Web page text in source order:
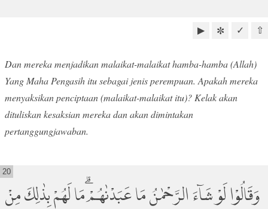
⇧
✓
✼
▶
Dan mereka menjadikan malaikat-malaikat hamba-hamba (Allah)
Yang Maha Pengasih itu sebagai jenis perempuan. Apakah mereka
menyaksikan penciptaan (malaikat-malaikat itu)? Kelak akan
dituliskan kesaksian mereka dan akan dimintakan
pertanggungjawaban.
وَقَالُوْا لَوْ شَاۤءَ الرَّحْمٰنُ مَا عَبَدْنٰهُمْ ۗمَا لَهُمْ بِذٰلِكَ مِنْ
20